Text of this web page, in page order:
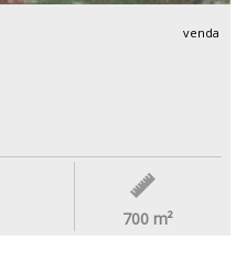
venda
700 m²